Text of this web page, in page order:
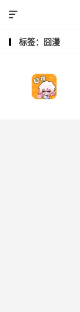

标签：囧漫